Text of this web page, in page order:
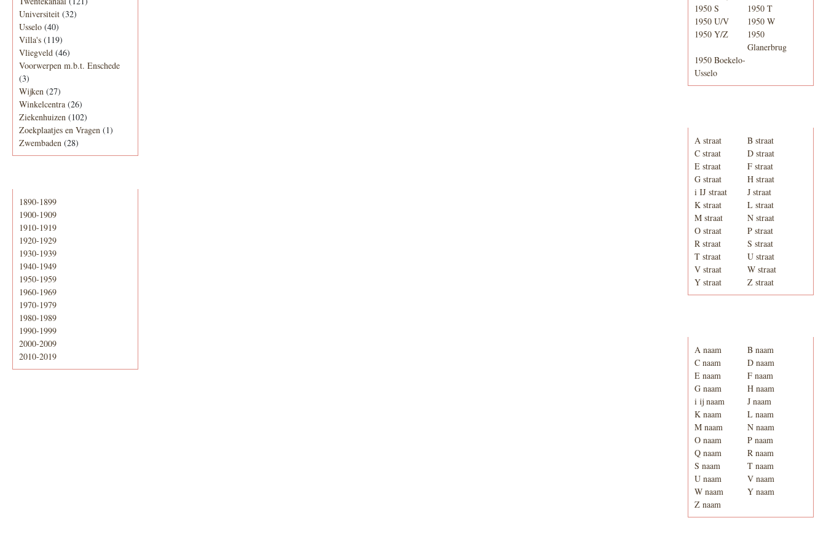
Universiteit (32)
Usselo (40)
Villa's (119)
Vliegveld (46)
Voorwerpen m.b.t. Enschede
(3)
Wijken (27)
Winkelcentra (26)
Ziekenhuizen (102)
Zoekplaatjes en Vragen (1)
Zwembaden (28)
1890-1899
1900-1909
1910-1919
1920-1929
1930-1939
1940-1949
1950-1959
1960-1969
1970-1979
1980-1989
1990-1999
2000-2009
2010-2019
1950 S
1950 T
1950 U/V
1950 W
1950 Y/Z
1950
Glanerbrug
1950 Boekelo-
Usselo
A straat
B straat
C straat
D straat
E straat
F straat
G straat
H straat
i IJ straat
J straat
K straat
L straat
M straat
N straat
O straat
P straat
R straat
S straat
T straat
U straat
V straat
W straat
Y straat
Z straat
A naam
B naam
C naam
D naam
E naam
F naam
G naam
H naam
i ij naam
J naam
K naam
L naam
M naam
N naam
O naam
P naam
Q naam
R naam
S naam
T naam
U naam
V naam
W naam
Y naam
Z naam